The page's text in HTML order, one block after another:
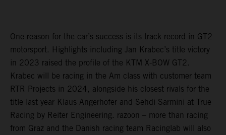
One reason for the car’s success is its track record in GT2
motorsport. Highlights including Jan Krabec’s title victory
in 2023 raised the profile of the KTM X-BOW GT2.
Krabec will be racing in the Am class with customer team
RTR Projects in 2024, alongside his closest rivals for the
title last year Klaus Angerhofer and Sehdi Sarmini at True
Racing by Reiter Engineering. razoon – more than racing
from Graz and the Danish racing team Racinglab will also